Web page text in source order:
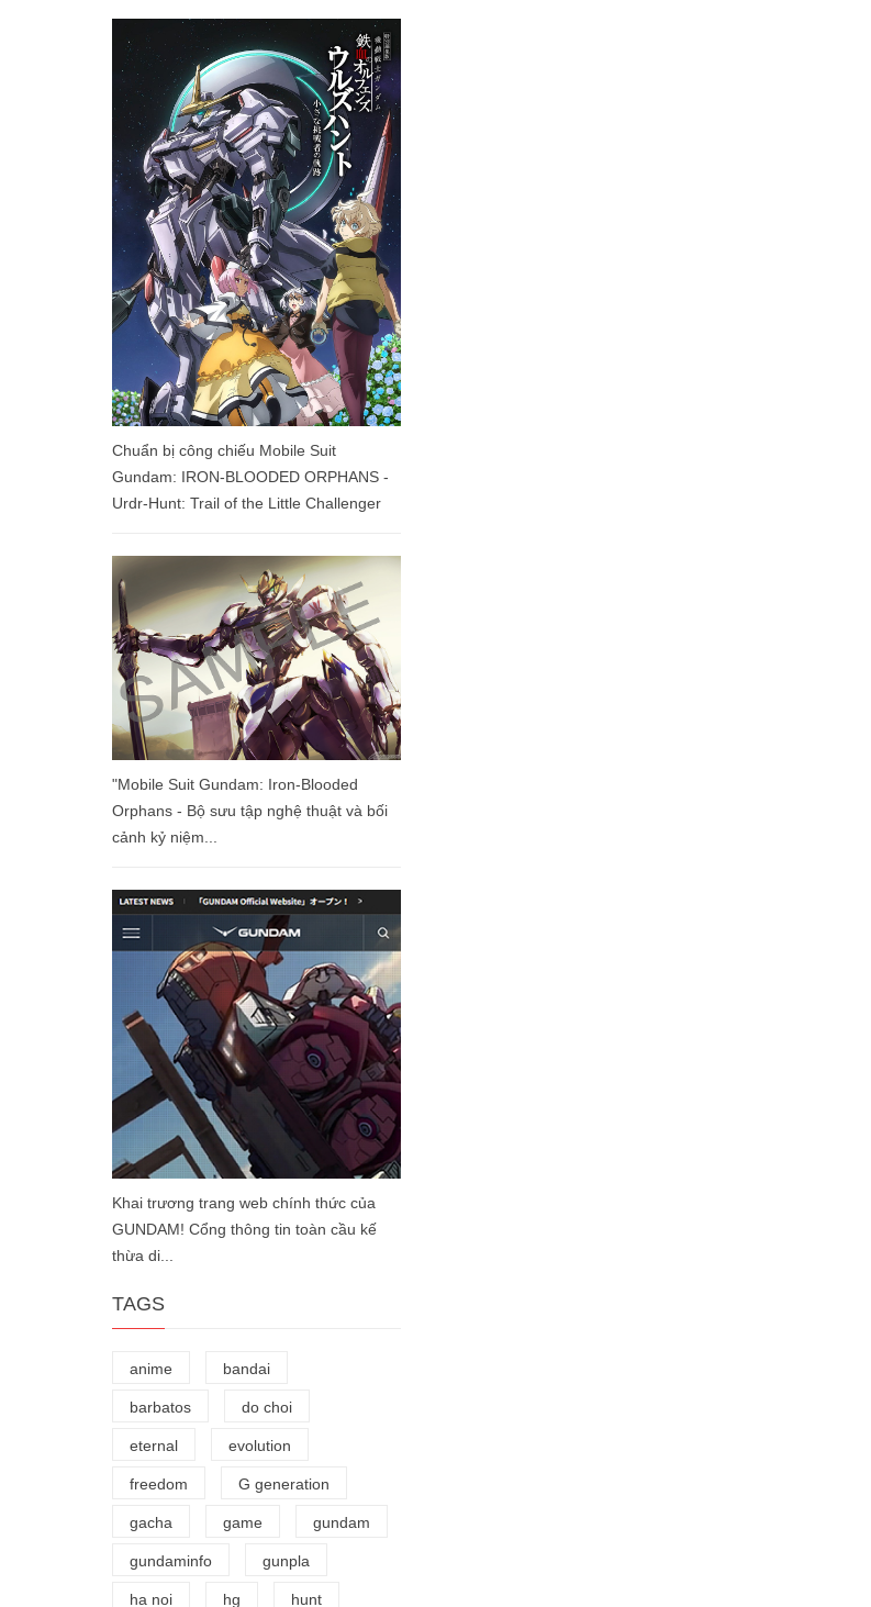
Chuẩn bị công chiếu Mobile Suit
Gundam: IRON-BLOODED ORPHANS -
Urdr-Hunt: Trail of the Little Challenger
"Mobile Suit Gundam: Iron-Blooded
Orphans - Bộ sưu tập nghệ thuật và bối
cảnh kỷ niệm...
Khai trương trang web chính thức của
GUNDAM! Cổng thông tin toàn cầu kế
thừa di...
TAGS
anime bandai
barbatos do choi
eternal evolution
freedom G generation
gacha game gundam
gundaminfo gunpla
ha noi hg hunt